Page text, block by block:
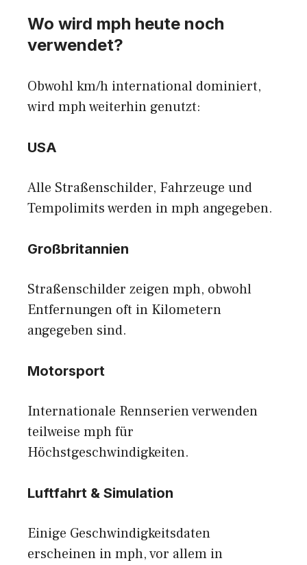
Wo wird mph heute noch
verwendet?
Obwohl km/h international dominiert,
wird mph weiterhin genutzt:
USA
Alle Straßenschilder, Fahrzeuge und
Tempolimits werden in mph angegeben.
Großbritannien
Straßenschilder zeigen mph, obwohl
Entfernungen oft in Kilometern
angegeben sind.
Motorsport
Internationale Rennserien verwenden
teilweise mph für
Höchstgeschwindigkeiten.
Luftfahrt & Simulation
Einige Geschwindigkeitsdaten
erscheinen in mph, vor allem in